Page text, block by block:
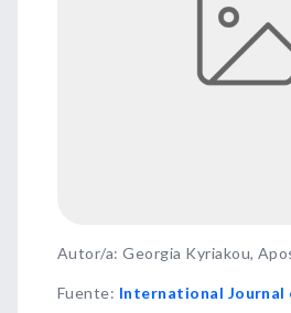
Autor/a: Georgia Kyriakou,
Fuente: International Journal